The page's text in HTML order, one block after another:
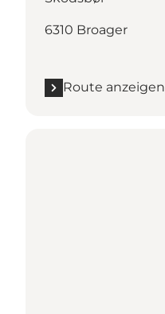
6310 Broager
Route anzeigen